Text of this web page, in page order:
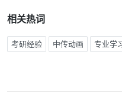
相关热词
考研经验 中传动画 专业学